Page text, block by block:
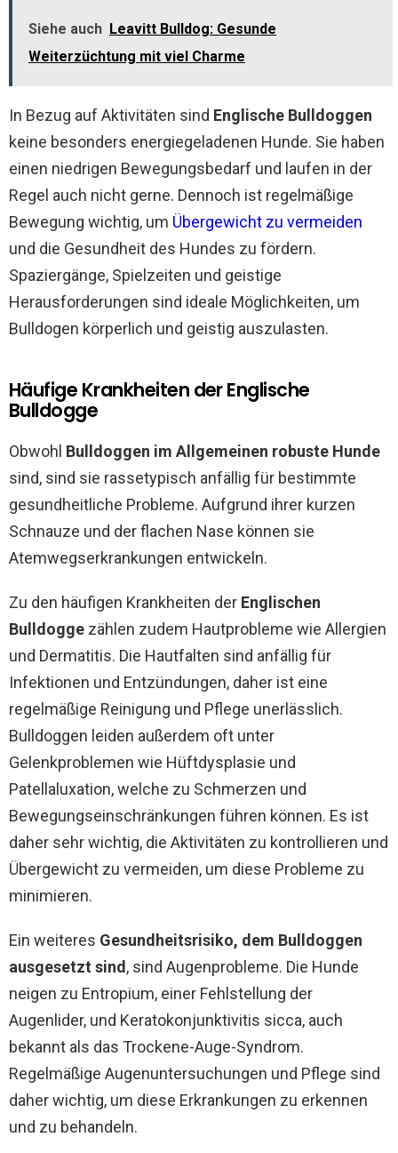
Siehe auch Leavitt Bulldog: Gesunde
Weiterzüchtung mit viel Charme
In Bezug auf Aktivitäten sind Englische Bulldoggen
keine besonders energiegeladenen Hunde. Sie haben
einen niedrigen Bewegungsbedarf und laufen in der
Regel auch nicht gerne. Dennoch ist regelmäßige
Bewegung wichtig, um Übergewicht zu vermeiden
und die Gesundheit des Hundes zu fördern.
Spaziergänge, Spielzeiten und geistige
Herausforderungen sind ideale Möglichkeiten, um
Bulldogen körperlich und geistig auszulasten.
Häufige Krankheiten der Englische
Bulldogge
Obwohl Bulldoggen im Allgemeinen robuste Hunde
sind, sind sie rassetypisch anfällig für bestimmte
gesundheitliche Probleme. Aufgrund ihrer kurzen
Schnauze und der flachen Nase können sie
Atemwegserkrankungen entwickeln.
Zu den häufigen Krankheiten der Englischen
Bulldogge zählen zudem Hautprobleme wie Allergien
und Dermatitis. Die Hautfalten sind anfällig für
Infektionen und Entzündungen, daher ist eine
regelmäßige Reinigung und Pflege unerlässlich.
Bulldoggen leiden außerdem oft unter
Gelenkproblemen wie Hüftdysplasie und
Patellaluxation, welche zu Schmerzen und
Bewegungseinschränkungen führen können. Es ist
daher sehr wichtig, die Aktivitäten zu kontrollieren und
Übergewicht zu vermeiden, um diese Probleme zu
minimieren.
Ein weiteres Gesundheitsrisiko, dem Bulldoggen
ausgesetzt sind, sind Augenprobleme. Die Hunde
neigen zu Entropium, einer Fehlstellung der
Augenlider, und Keratokonjunktivitis sicca, auch
bekannt als das Trockene-Auge-Syndrom.
Regelmäßige Augenuntersuchungen und Pflege sind
daher wichtig, um diese Erkrankungen zu erkennen
und zu behandeln.